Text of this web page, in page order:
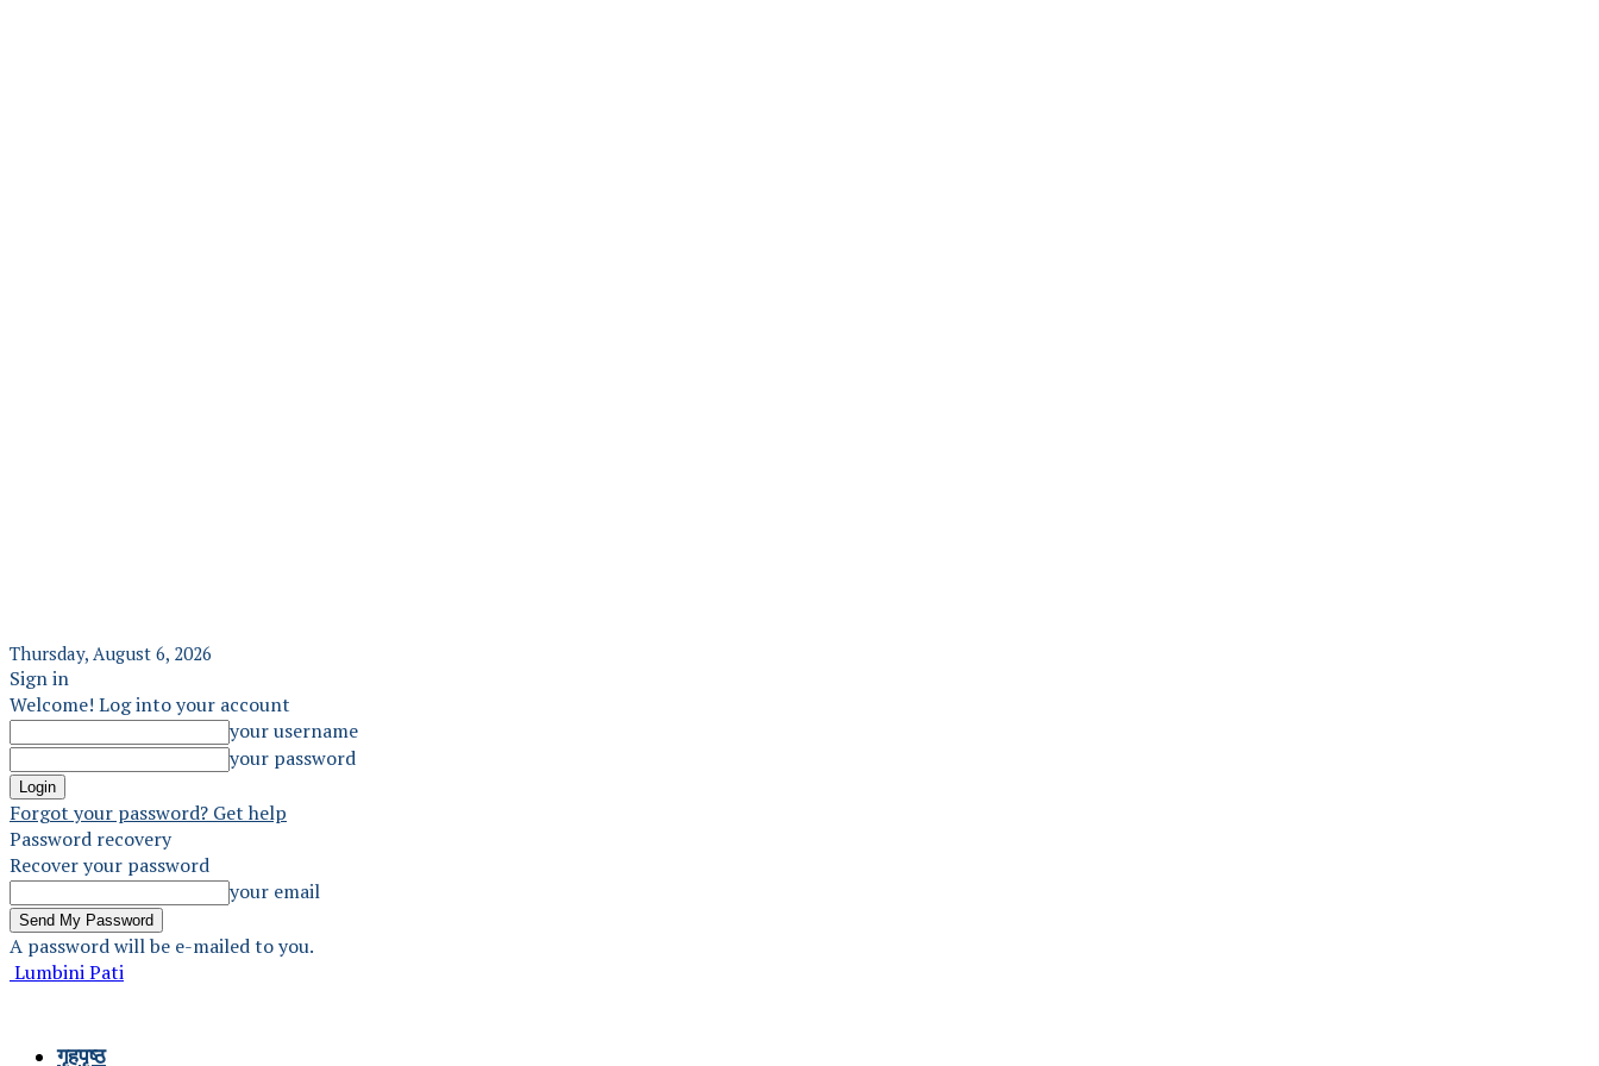
Thursday, August 6, 2026
Sign in
Welcome! Log into your account
your username
your password
Forgot your password? Get help
Password recovery
Recover your password
your email
A password will be e-mailed to you.
Lumbini Pati
गृहपृष्ठ